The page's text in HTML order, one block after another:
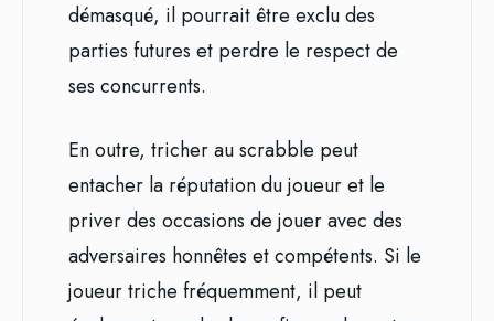
démasqué, il pourrait être exclu des
parties futures et perdre le respect de
ses concurrents.
En outre, tricher au scrabble peut
entacher la réputation du joueur et le
priver des occasions de jouer avec des
adversaires honnêtes et compétents. Si le
joueur triche fréquemment, il peut